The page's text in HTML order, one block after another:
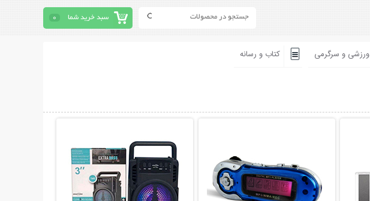
سبد خرید شما 0
ورزشی و سرگرمی کتاب و رسانه